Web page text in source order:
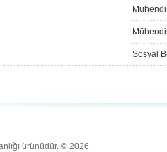
Sosyal
ürünüdür. © 2026